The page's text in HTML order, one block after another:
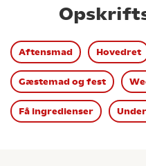
Aftensmad Hovedret
Gæstemad og fest
Få ingredienser